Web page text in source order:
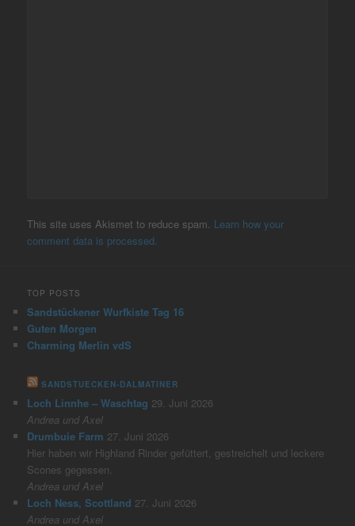
This site uses Akismet to reduce spam. Learn how your
comment data is processed.
TOP POSTS
Sandstückener Wurfkiste Tag 16
Guten Morgen
Charming Merlin vdS
SANDSTUECKEN-DALMATINER
Loch Linnhe – Waschtag 29. Juni 2026
Andrea und Axel
Drumbuie Farm 27. Juni 2026
Hier haben wir Highland Rinder gefüttert, gestreichelt und leckere
Scones gegessen.
Andrea und Axel
Loch Ness, Scottland 27. Juni 2026
Andrea und Axel